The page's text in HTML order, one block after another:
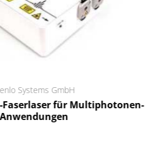
Systems GmbH
Faserlaser für Multiphotonen-
Anwendungen